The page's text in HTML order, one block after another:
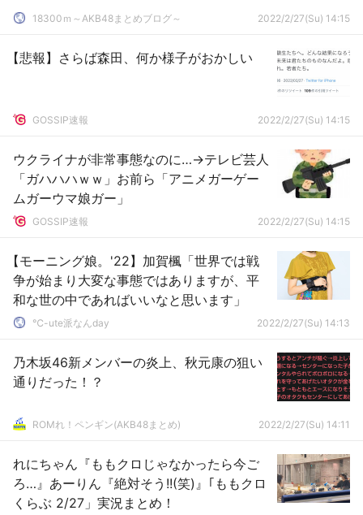
18300ｍ～AKB48まとめブログ～ 2022/2/27(Su) 14:15
【悲報】さらば森田、何か様子がおかしい
GOSSIP速報 2022/2/27(Su) 14:15
ウクライナが非常事態なのに…→テレビ芸人
「ガハハハｗｗ」お前ら「アニメガーゲー
ムガーウマ娘ガー」
GOSSIP速報 2022/2/27(Su) 14:15
【モーニング娘。'22】加賀楓「世界では戦
争が始まり大変な事態ではありますが、平
和な世の中であればいいなと思います」
℃-ute派なんday 2022/2/27(Su) 14:13
乃木坂46新メンバーの炎上、秋元康の狙い
通りだった！？
ROMれ！ペンギン(AKB48まとめ) 2022/2/27(Su) 14:11
れにちゃん『ももクロじゃなかったら今ご
ろ…』あーりん『絶対そう!!(笑)』｢ももクロ
くらぶ 2/27」実況まとめ！